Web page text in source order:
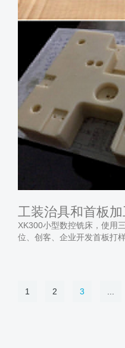
工装治具和首板加
XK300小型数控铣床，使用
位、创客、企业开发首板打
1 2 3